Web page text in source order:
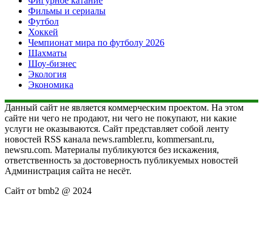
Фильмы и сериалы
Футбол
Хоккей
Чемпионат мира по футболу 2026
Шахматы
Шоу-бизнес
Экология
Экономика
Данный сайт не является коммерческим проектом. На этом
сайте ни чего не продают, ни чего не покупают, ни какие
услуги не оказываются. Сайт представляет собой ленту
новостей RSS канала news.rambler.ru, kommersant.ru,
newsru.com. Материалы публикуются без искажения,
ответственность за достоверность публикуемых новостей
Администрация сайта не несёт.
Сайт от bmb2 @ 2024